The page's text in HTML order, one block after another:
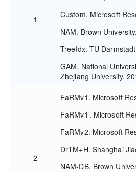
1
Custom. Microsoft
NAM. Brown
TreeIdx. TU
GAM. National
Zhejiang University.
2
FaRMv1. Microsoft
FaRMv1’. Microsoft
FaRMv2. Microsoft
DrTM+H. Shanghai
NAM-DB. Brown